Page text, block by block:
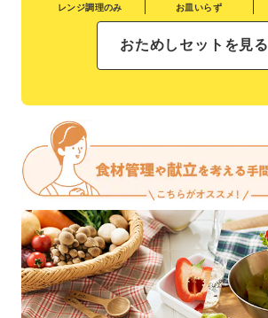
レンジ調理のみ お皿いらず
おためしセットを見る